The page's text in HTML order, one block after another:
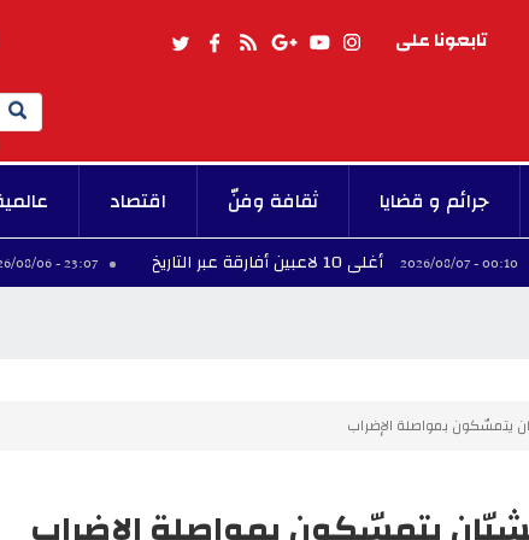
تابعونا على
Search
جرائم و قضايا ثقافة وفنّ اقتصاد
أغلى 10 لاعبين أفارقة عبر التاريخ 23:07 - 2026/08/06